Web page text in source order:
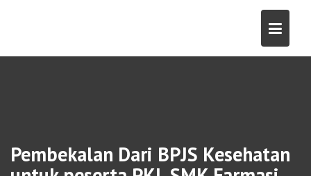
Pembekalan Dari BPJS Kesehatan